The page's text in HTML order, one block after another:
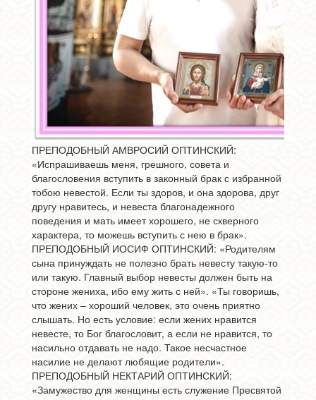
ПРЕПОДОБНЫЙ АМВРОСИЙ ОПТИНСКИЙ:
«Испрашиваешь меня, грешного, совета и
благословения вступить в законный брак с избранной
тобою невестой. Если ты здоров, и она здорова, друг
другу нравитесь, и невеста благонадежного
поведения и мать имеет хорошего, не скверного
характера, то можешь вступить с нею в брак».
ПРЕПОДОБНЫЙ ИОСИФ ОПТИНСКИЙ: «Родителям
сына принуждать не полезно брать невесту такую-то
или такую. Главный выбор невесты должен быть на
стороне жениха, ибо ему жить с ней». «Ты говоришь,
что жених – хороший человек, это очень приятно
слышать. Но есть условие: если жених нравится
невесте, то Бог благословит, а если не нравится, то
насильно отдавать не надо. Такое несчастное
насилие не делают любящие родители».
ПРЕПОДОБНЫЙ НЕКТАРИЙ ОПТИНСКИЙ:
«Замужество для женщины есть служение Пресвятой